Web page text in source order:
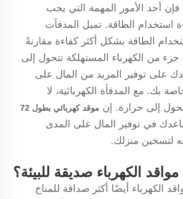
فإن أحد الأمور المهمة التي يجب
استخدام الطاقة. تميل المدفآت
الطاقة بشكل أكثر كفاءة مقارنةً
جزء من الكهرباء المستهلكة تتحول إلى
على توفير المزيد من المال على
بك. مع المدفأة الكهربائية، لا
إلى حرارة. إن
موقد كهربائي بطول 72
في توفير المال على المدى
لتسخين منزلك.
الكهرباء صديقة للبيئة؟
الكهرباء أيضًا أكثر صداقة للمناخ